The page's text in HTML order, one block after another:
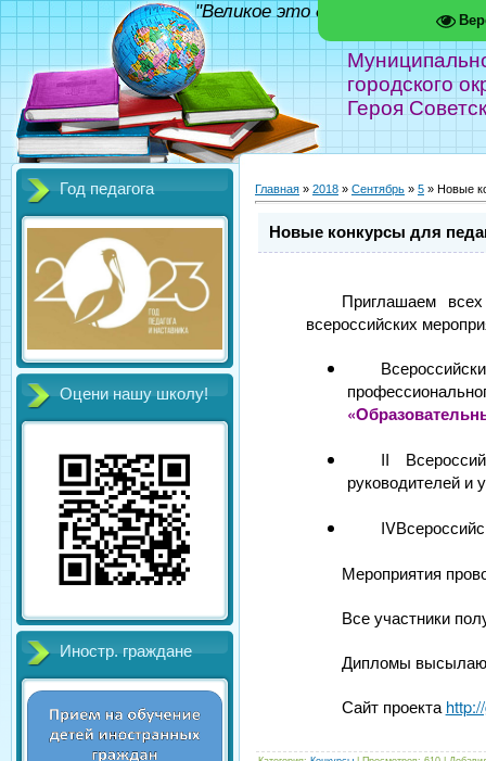
городского
Героя
"Великое это дело - школа!"
Год педагога
Оцени нашу школу!
Иностр. граждане
Главная » 2018 » Сентябрь » 5 » Новые
Новые конкурсы для
Приглашаем
всероссийских
II
руководителей и
Мероприятия
Все участники
Дипломы
Сайт проекта